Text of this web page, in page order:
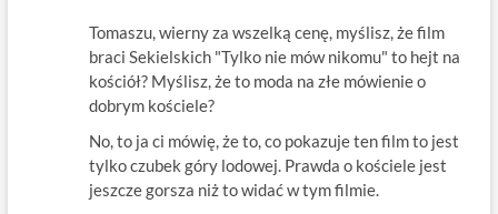
Tomaszu, wierny za wszelką cenę, myślisz, że film
braci Sekielskich "Tylko nie mów nikomu" to hejt na
kościół? Myślisz, że to moda na złe mówienie o
dobrym kościele?
No, to ja ci mówię, że to, co pokazuje ten film to jest
tylko czubek góry lodowej. Prawda o kościele jest
jeszcze gorsza niż to widać w tym filmie.